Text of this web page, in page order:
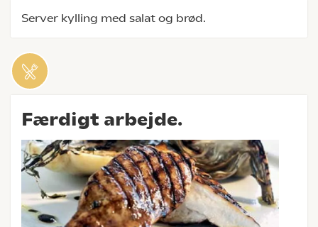
Server kylling med salat og brød.
Færdigt arbejde.